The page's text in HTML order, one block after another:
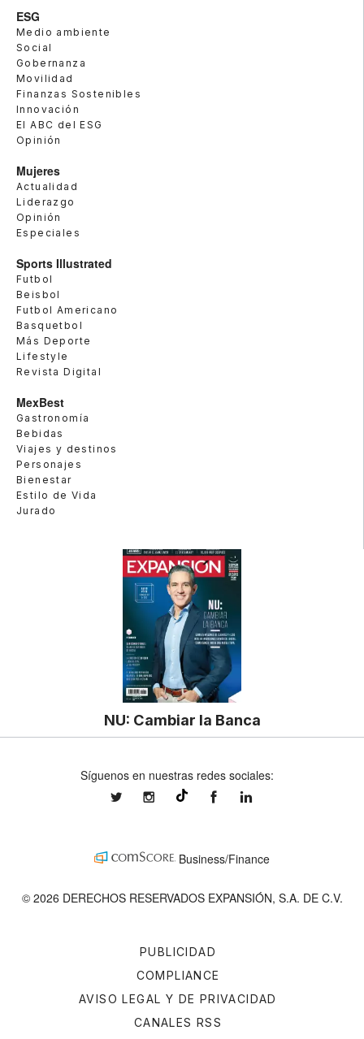
ESG
Medio ambiente
Social
Gobernanza
Movilidad
Finanzas Sostenibles
Innovación
El ABC del ESG
Opinión
Mujeres
Actualidad
Liderazgo
Opinión
Especiales
Sports Illustrated
Futbol
Beisbol
Futbol Americano
Basquetbol
Más Deporte
Lifestyle
Revista Digital
MexBest
Gastronomía
Bebidas
Viajes y destinos
Personajes
Bienestar
Estilo de Vida
Jurado
NU: Cambiar la Banca
PUBLICIDAD
COMPLIANCE
AVISO LEGAL Y DE PRIVACIDAD
CANALES RSS
Síguenos en nuestras redes sociales:
expansionmxexpansionmx ExpansionMex
Business/Finance
© 2026 DERECHOS RESERVADOS EXPANSIÓN, S.A. DE C.V.